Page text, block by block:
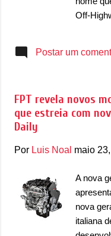
de 0 a
elétricos
Off-
de
Iveco
unindo
série
que
Postar um
FPT revela novos
que estreia com
Daily
Por Luis Noal maio
A nova
nova
italiana